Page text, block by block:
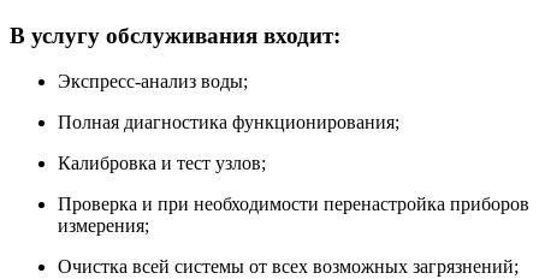
В услугу обслуживания входит:
Экспресс-анализ воды;
Полная диагностика функционирования;
Калибровка и тест узлов;
Проверка и при необходимости перенастройка приборов
измерения;
Очистка всей системы от всех возможных загрязнений;